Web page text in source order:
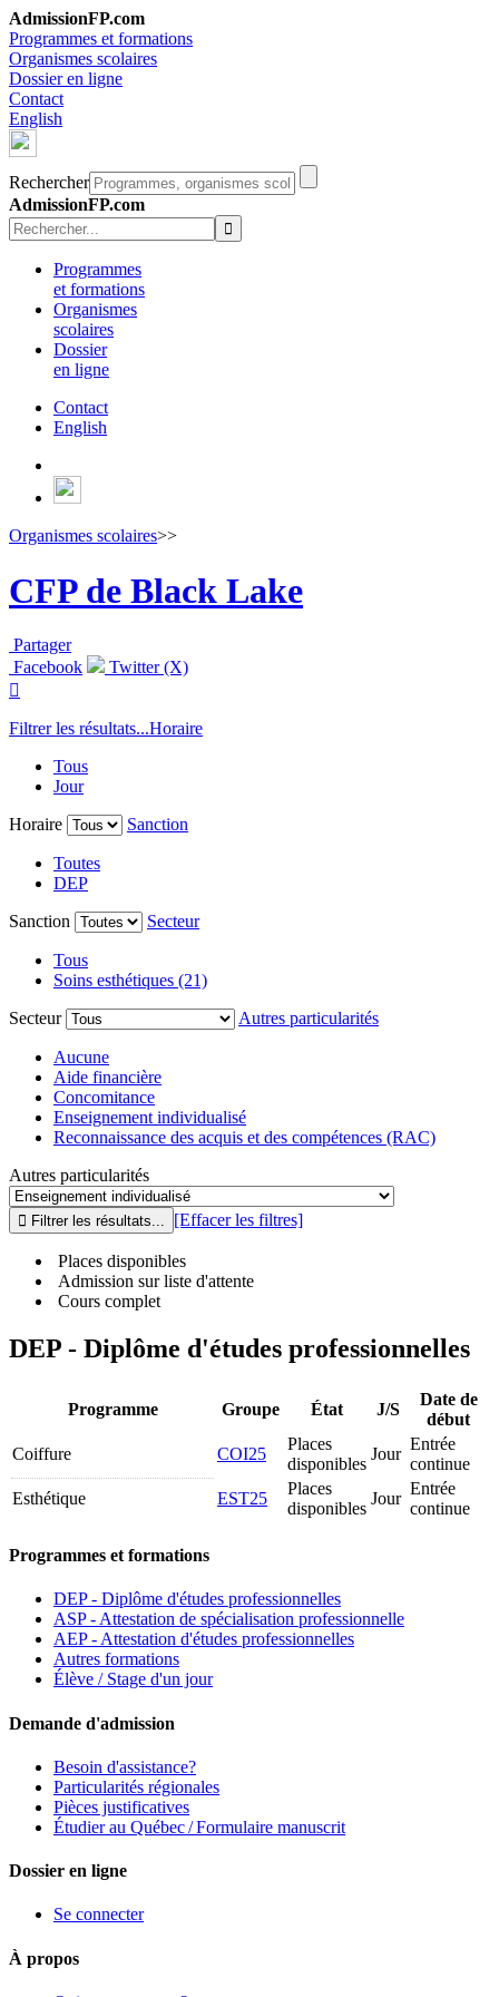
AdmissionFP.com
Programmes et formations
Organismes scolaires
Dossier en ligne
Contact
English
Rechercher
AdmissionFP.com
Programmes
et formations
Organismes
scolaires
Dossier
en ligne
Contact
English
Organismes scolaires>>
CFP de Black Lake
Partager
Facebook
Twitter (X)

Filtrer les résultats...Horaire
Tous
Jour
Horaire
Sanction
Toutes
DEP
Sanction
Secteur
Tous
Soins esthétiques (21)
Secteur
Autres particularités
Aucune
Aide financière
Concomitance
Enseignement individualisé
Reconnaissance des acquis et des compétences (RAC)
Autres particularités
[Effacer les filtres]
Places disponibles
Admission sur liste d'attente
Cours complet
DEP - Diplôme d'études professionnelles
Programme Groupe État J/S
Date de
début
Coiffure
COI25
Places
disponibles
Jour
Entrée
continue
Esthétique
EST25
Places
disponibles
Jour
Entrée
continue
Programmes et formations
DEP - Diplôme d'études professionnelles
ASP - Attestation de spécialisation professionnelle
AEP - Attestation d'études professionnelles
Autres formations
Élève / Stage d'un jour
Demande d'admission
Besoin d'assistance?
Particularités régionales
Pièces justificatives
Étudier au Québec / Formulaire manuscrit
Dossier en ligne
Se connecter
À propos